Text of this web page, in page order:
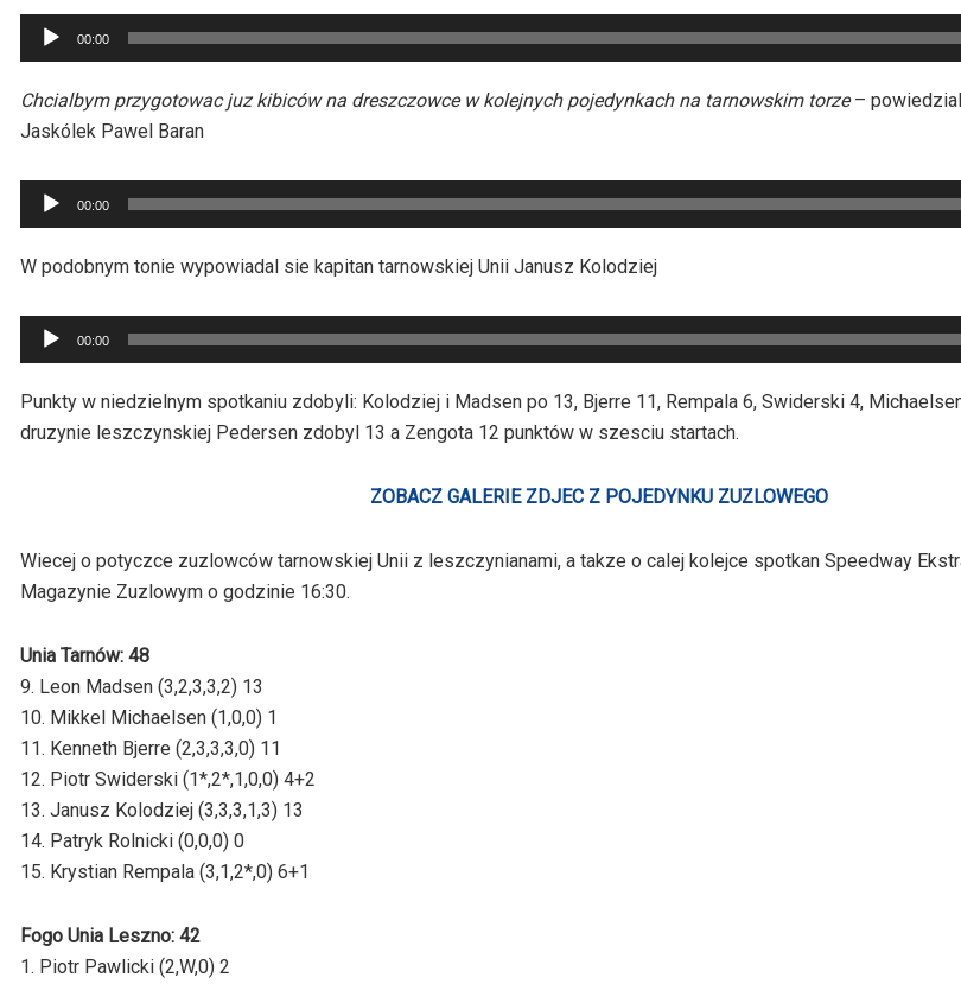
Odtwarzacz
plików
dźwiękowych
00:00
Chcialbym przygotowac juz kibiców na dreszczowce w kolejnych pojedynkach na tarnowskim torze–
Jaskólek Pawel Baran
Odtwarzacz
plików
dźwiękowych
00:00
W podobnym tonie wypowiadal sie kapitan tarnowskiej Unii Janusz Kolodziej
Odtwarzacz
plików
dźwiękowych
00:00
Punkty w niedzielnym spotkaniu zdobyli: Kolodziej i Madsen po 13, Bjerre 11, Rempala 6, Swiderski 4,
druzynie leszczynskiej Pedersen zdobyl 13 a Zengota 12 punktów w szesciu startach.
ZOBACZ GALERIE ZDJEC Z POJEDYNKU ZUZLOWEGO
Wiecej o potyczce zuzlowców tarnowskiej Unii z leszczynianami, a takze o calej kolejce spotkan Speedway
Magazynie Zuzlowym o godzinie 16:30.
Unia Tarnów: 48
9. Leon Madsen (3,2,3,3,2) 13
10. Mikkel Michaelsen (1,0,0) 1
11. Kenneth Bjerre (2,3,3,3,0) 11
12. Piotr Swiderski (1*,2*,1,0,0) 4+2
13. Janusz Kolodziej (3,3,3,1,3) 13
14. Patryk Rolnicki (0,0,0) 0
15. Krystian Rempala (3,1,2*,0) 6+1
Fogo Unia Leszno: 42
1. Piotr Pawlicki (2,W,0) 2